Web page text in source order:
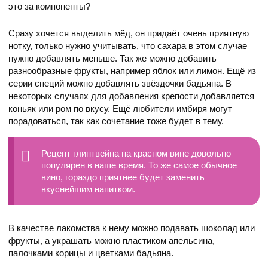
это за компоненты?
Сразу хочется выделить мёд, он придаёт очень приятную
нотку, только нужно учитывать, что сахара в этом случае
нужно добавлять меньше. Так же можно добавить
разнообразные фрукты, например яблок или лимон. Ещё из
серии специй можно добавлять звёздочки бадьяна. В
некоторых случаях для добавления крепости добавляется
коньяк или ром по вкусу. Ещё любители имбиря могут
порадоваться, так как сочетание тоже будет в тему.
Рецепт глинтвейна на красном вине довольно
популярен в наше время. То же самое обычное
вино, гораздо приятнее будет заменить
вкуснейшим напитком.
В качестве лакомства к нему можно подавать шоколад или
фрукты, а украшать можно пластиком апельсина,
палочками корицы и цветками бадьяна.